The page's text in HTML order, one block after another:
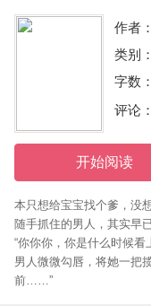
作者：
类别：
字数：
评论：
开始阅读
本只想给宝宝找个爹，没
随手抓住的男人，其实早
“你你你，你是什么时候看
男人微微勾唇，将她一把
前……”